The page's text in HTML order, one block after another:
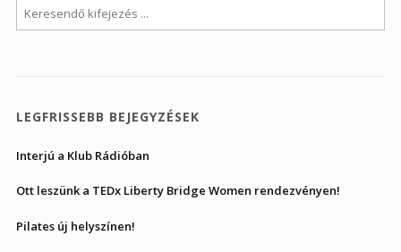
LEGFRISSEBB BEJEGYZÉSEK
Interjú a Klub Rádióban
Ott leszünk a TEDx Liberty Bridge Women rendezvényen!
Pilates új helyszínen!